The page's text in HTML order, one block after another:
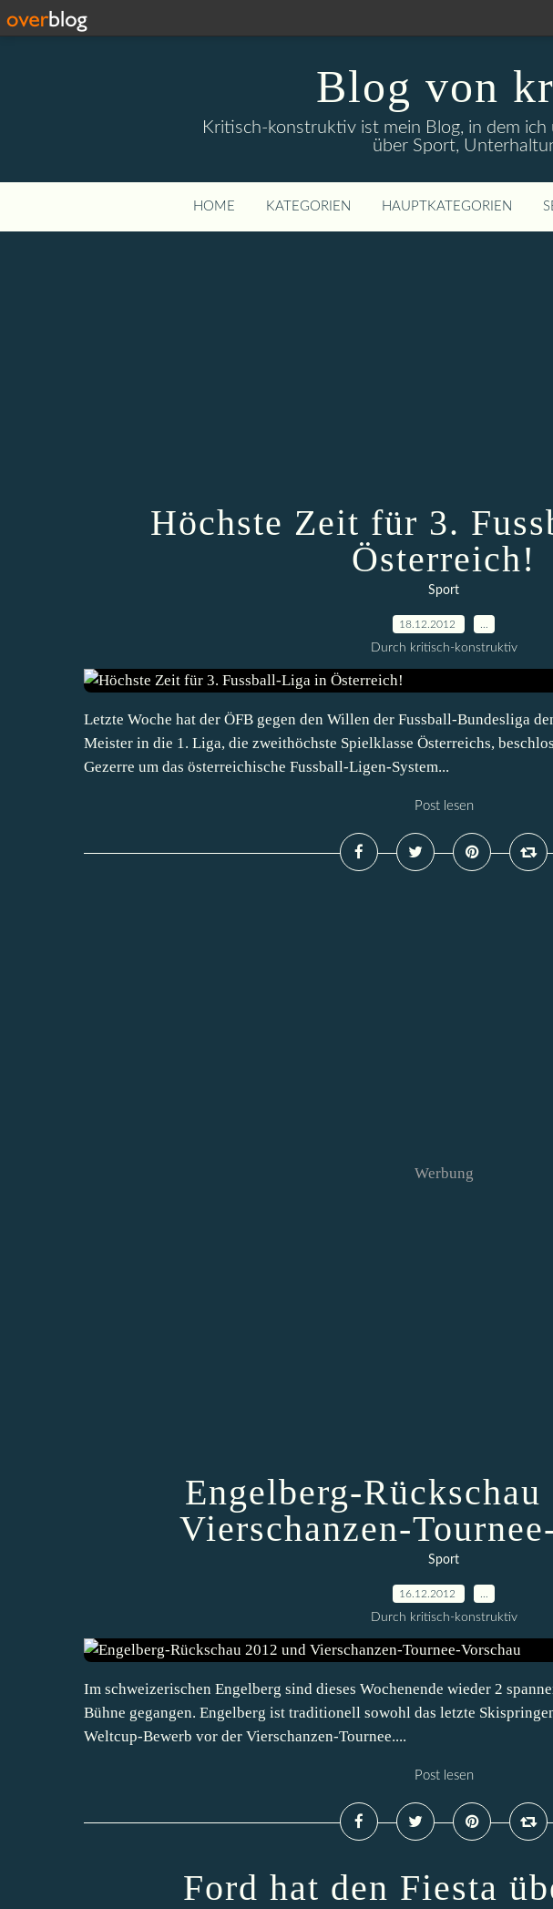
Blog von
Kritisch-konstruktiv ist mein Blog, in dem
über Sport,
HOME KATEGORIEN HAUPTKATEGORIEN
Höchste Zeit für 3.
Österreich!
Sport
18.12.2012
Durch kritisch-konstruktiv
Letzte Woche hat der ÖFB gegen den Willen der Fussball-Bundesliga
Meister in die 1. Liga, die zweithöchste Spielklasse Österreichs,
Gezerre um das österreichische Fussball-Ligen-System...
Post lesen
Werbung
Engelberg-Rückschau
Vierschanzen-
Sport
16.12.2012
Durch kritisch-konstruktiv
Im schweizerischen Engelberg sind dieses Wochenende wieder 2
Bühne gegangen. Engelberg ist traditionell sowohl das letzte
Weltcup-Bewerb vor der Vierschanzen-Tournee....
Post lesen
Ford hat den Fiesta